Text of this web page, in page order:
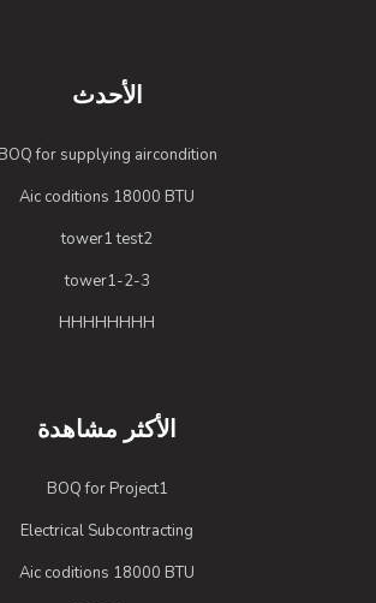
الأحدث
BOQ for supplying aircondition
Aic coditions 18000 BTU
tower1 test2
tower1-2-3
HHHHHHHH
الأكثر مشاهدة
BOQ for Project1
Electrical Subcontracting
Aic coditions 18000 BTU